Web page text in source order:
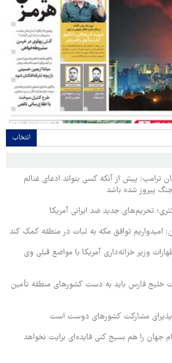
انتخاب
ترامپ: پیش از آنکه کسی بتواند ادعای غنائم
جنگ پیروز شده باشد
تحریم‌های جدید ضد ایرانی آمریکا
امیدواریم توافق مکه به ثبات در منطقه کمک کند
وزیر خزانه‌داری آمریکا با مواضع قبلی وی
خلیج فارس باید به دست کشورهای منطقه تأمین
پذیرای مشارکت کشورهای دوست است
جهان را هم بسیج کنی فایده‌ای برایت نخواهد